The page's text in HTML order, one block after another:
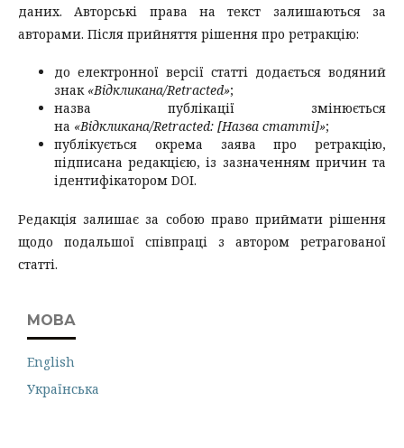
даних. Авторські права на текст залишаються за
авторами. Після прийняття рішення про ретракцію:
до електронної версії статті додається водяний
знак «Відкликана/Retracted»;
назва публікації змінюється
на «Відкликана/Retracted: [Назва статті]»;
публікується окрема заява про ретракцію,
підписана редакцією, із зазначенням причин та
ідентифікатором DOI.
Редакція залишає за собою право приймати рішення
щодо подальшої співпраці з автором ретрагованої
статті.
МОВА
English
Українська